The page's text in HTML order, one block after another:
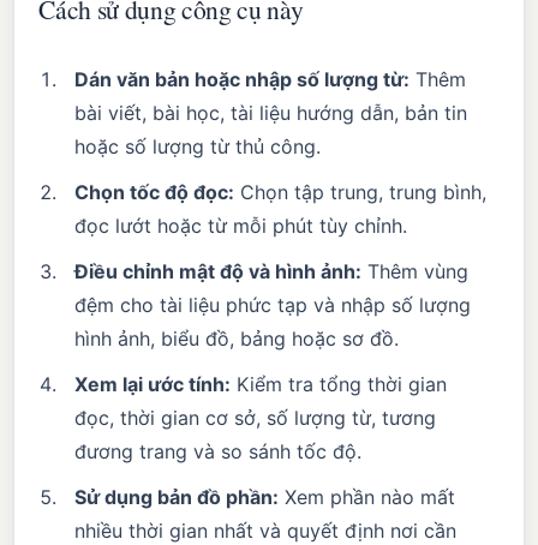
Cách sử dụng công cụ này
Dán văn bản hoặc nhập số lượng từ: Thêm
bài viết, bài học, tài liệu hướng dẫn, bản tin
hoặc số lượng từ thủ công.
Chọn tốc độ đọc: Chọn tập trung, trung bình,
đọc lướt hoặc từ mỗi phút tùy chỉnh.
Điều chỉnh mật độ và hình ảnh: Thêm vùng
đệm cho tài liệu phức tạp và nhập số lượng
hình ảnh, biểu đồ, bảng hoặc sơ đồ.
Xem lại ước tính: Kiểm tra tổng thời gian
đọc, thời gian cơ sở, số lượng từ, tương
đương trang và so sánh tốc độ.
Sử dụng bản đồ phần: Xem phần nào mất
nhiều thời gian nhất và quyết định nơi cần